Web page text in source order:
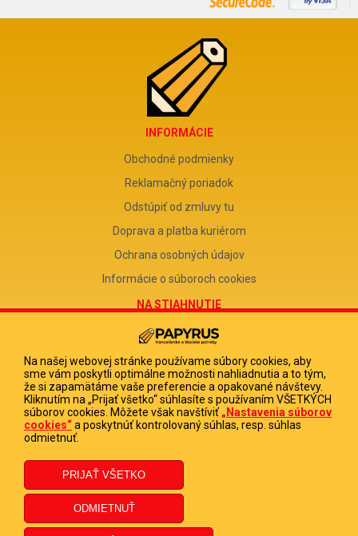
INFORMÁCIE
Obchodné podmienky
Reklamačný poriadok
Odstúpiť od zmluvy tu
Doprava a platba kuriérom
Ochrana osobných údajov
Informácie o súboroch cookies
NA STIAHNUTIE
Reklamačný formulár
Odstúpenie od zmluvy
Poučenie o odstúpení od zmluvy
FIRMA
PAPYRUS POPRAD, s.r.o.
DIČ 2020513880
IČ DPH SK2020513880
Na našej webovej stránke používame súbory cookies, aby
sme vám poskytli optimálne možnosti nahliadnutia a to tým,
že si zapamätáme vaše preferencie a opakované návštevy.
Kliknutím na „Prijať všetko“ súhlasíte s používaním VŠETKÝCH
súborov cookies. Môžete však navštíviť „Nastavenia súborov
cookies“a poskytnúť kontrolovaný súhlas, resp. súhlas
odmietnuť.